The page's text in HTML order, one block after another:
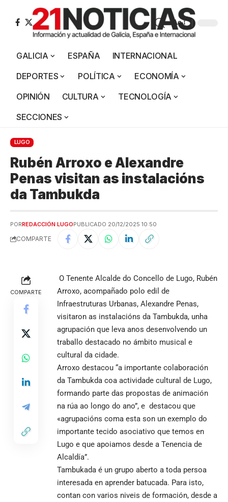
Aa
GALICIA ESPAÑA
INTERNACIONAL
DEPORTES
POLÍTICA
ECONOMÍA
OPINIÓN
CULTURA
TECNOLOGÍA
SECCIONES
LUGO
Rubén Arroxo e Alexandre
Penas visitan as instalacións
da Tambukda
PORREDACCIÓN LUGOPUBLICADO 20/12/2025 10:50
COMPARTE
COMPARTE
O Tenente Alcalde do Concello de Lugo, Rubén
Arroxo, acompañado polo edil de
Infraestruturas Urbanas, Alexandre Penas,
visitaron as instalacións da Tambukda, unha
agrupación que leva anos desenvolvendo un
traballo destacado no ámbito musical e
cultural da cidade.
Arroxo destacou “a importante colaboración
da Tambukda coa actividade cultural de Lugo,
formando parte das propostas de animación
na rúa ao longo do ano”, e destacou que
«agrupacións coma esta son un exemplo do
importante tecido asociativo que temos en
Lugo e que apoiamos desde a Tenencia de
Alcaldía”.
Tambukada é un grupo aberto a toda persoa
interesada en aprender batucada. Para isto,
contan con varios niveis de formación, desde a